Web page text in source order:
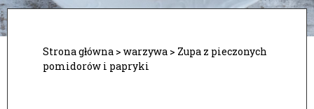
Strona główna > warzywa > Zupa z pieczonych
pomidorów i papryki